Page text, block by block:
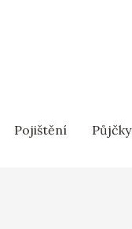
Pojištění Půjčky